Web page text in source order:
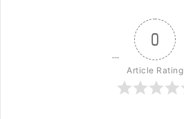
0
Article Rating